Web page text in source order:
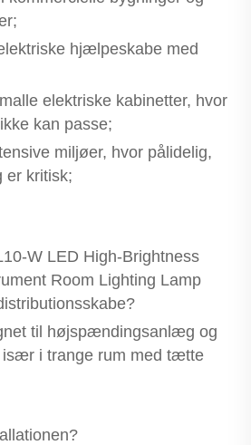
hjælpeskabe med
elektriske kabinetter, hvor
kan passe;
miljøer, hvor pålidelig,
er kritisk;
W LED High-Brightness
Room Lighting Lamp
til højspændingsanlæg og
især i trange rum med tætte